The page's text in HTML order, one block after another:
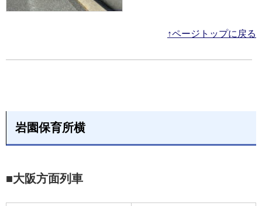
↑ページトップに戻る
岩園保育所横
■大阪方面列車